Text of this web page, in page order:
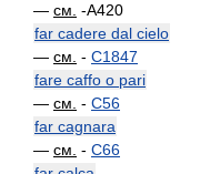
— см. -A420
far cadere dal cielo
— см. - C1847
fare caffo o pari
— см. - C56
far cagnara
— см. - C66